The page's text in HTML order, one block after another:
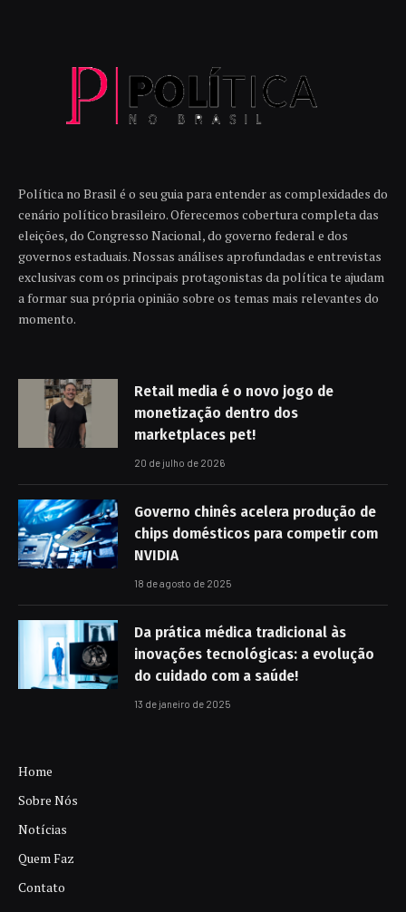
Política no Brasil é o seu guia para entender as complexidades do
cenário político brasileiro. Oferecemos cobertura completa das
eleições, do Congresso Nacional, do governo federal e dos
governos estaduais. Nossas análises aprofundadas e entrevistas
exclusivas com os principais protagonistas da política te ajudam
a formar sua própria opinião sobre os temas mais relevantes do
momento.
Retail media é o novo jogo de
monetização dentro dos
marketplaces pet!
20 de julho de 2026
Governo chinês acelera produção de
chips domésticos para competir com
NVIDIA
18 de agosto de 2025
Da prática médica tradicional às
inovações tecnológicas: a evolução
do cuidado com a saúde!
13 de janeiro de 2025
Home
Sobre Nós
Notícias
Quem Faz
Contato